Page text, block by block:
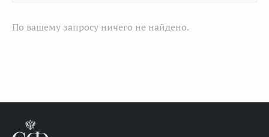
По вашему запросу ничего не найдено.